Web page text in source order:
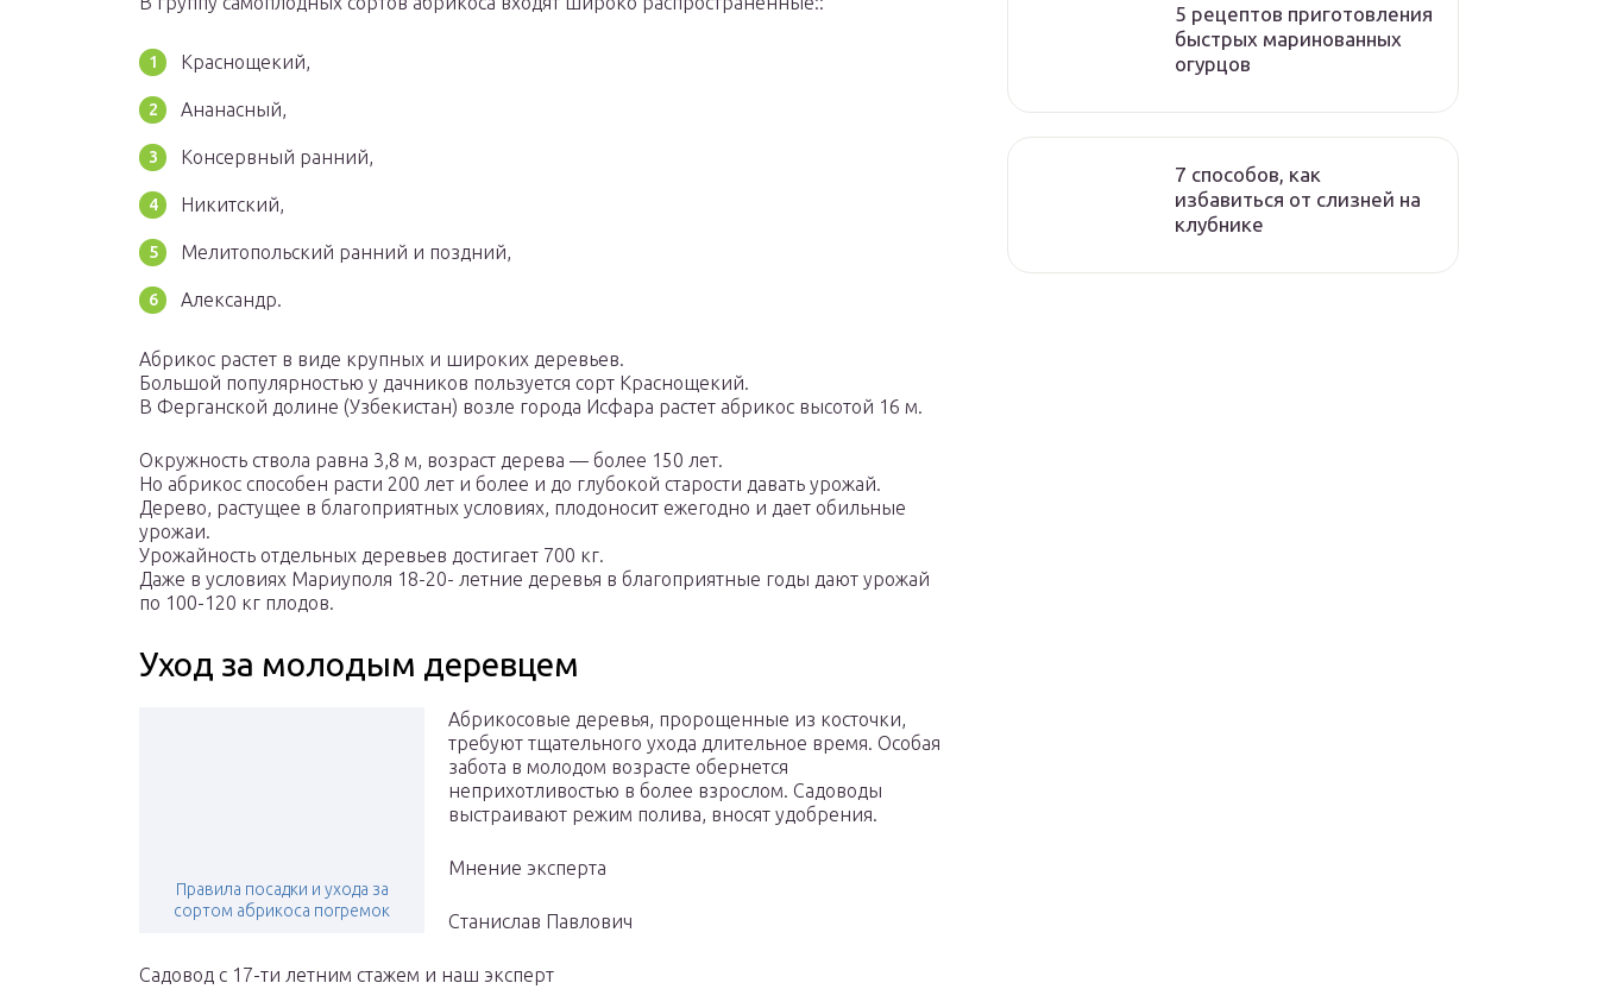
Краснощекий,
Ананасный,
Консервный ранний,
Никитский,
Мелитопольский ранний и поздний,
Александр.
Абрикос растет в виде крупных и широких деревьев.
Большой популярностью у дачников пользуется сорт Краснощекий.
В Ферганской долине (Узбекистан) возле города Исфара растет абрикос высотой 16 м.
Окружность ствола равна 3,8 м, возраст дерева — более 150 лет.
Но абрикос способен расти 200 лет и более и до глубокой старости давать урожай.
Дерево, растущее в благоприятных условиях, плодоносит ежегодно и дает обильные
урожаи.
Урожайность отдельных деревьев достигает 700 кг.
Даже в условиях Мариуполя 18-20- летние деревья в благоприятные годы дают урожай
по 100-120 кг плодов.
Уход за молодым деревцем
Правила посадки и ухода за
сортом абрикоса погремок
Абрикосовые деревья, пророщенные из косточки,
требуют тщательного ухода длительное время. Особая
забота в молодом возрасте обернется
неприхотливостью в более взрослом. Садоводы
выстраивают режим полива, вносят удобрения.
Мнение эксперта
Станислав Павлович
Садовод с 17-ти летним стажем и наш эксперт
5 рецептов приготовления
быстрых маринованных
огурцов
7 способов, как
избавиться от слизней на
клубнике